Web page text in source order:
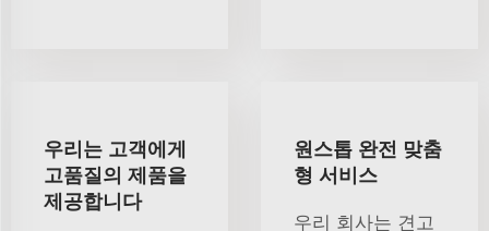
우리는 고객에게
고품질의 제품을
제공합니다
원스톱 완전 맞춤
형 서비스
우리 회사는 견고